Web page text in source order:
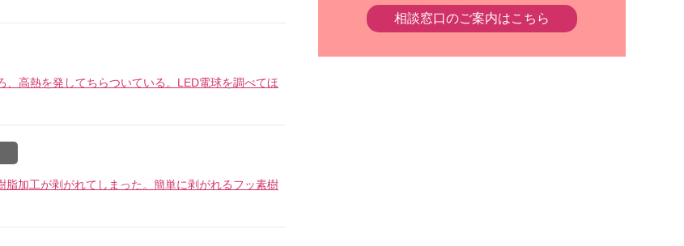
高熱を発してちらついている。LED電球を調べてほ
加工が剥がれてしまった。簡単に剥がれるフッ素樹
相談窓口のご案内はこちら